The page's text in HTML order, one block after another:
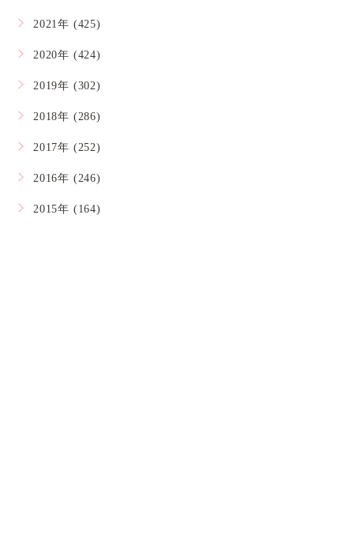
2021年 (425)
2020年 (424)
2019年 (302)
2018年 (286)
2017年 (252)
2016年 (246)
2015年 (164)